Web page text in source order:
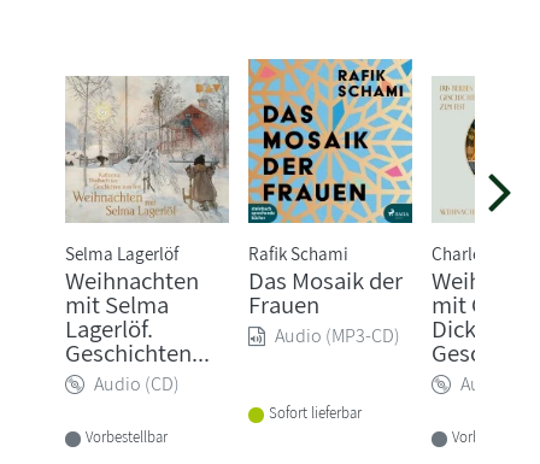
Selma Lagerlöf
Weihnachten
mit Selma
Lagerlöf.
Geschichten...
Audio (CD)
Vorbestellbar
Rafik Schami
Das Mosaik der
Frauen
Audio (MP3-CD)
Sofort lieferbar
Charles
mit
Dickens.
Audio
Vorbestellbar